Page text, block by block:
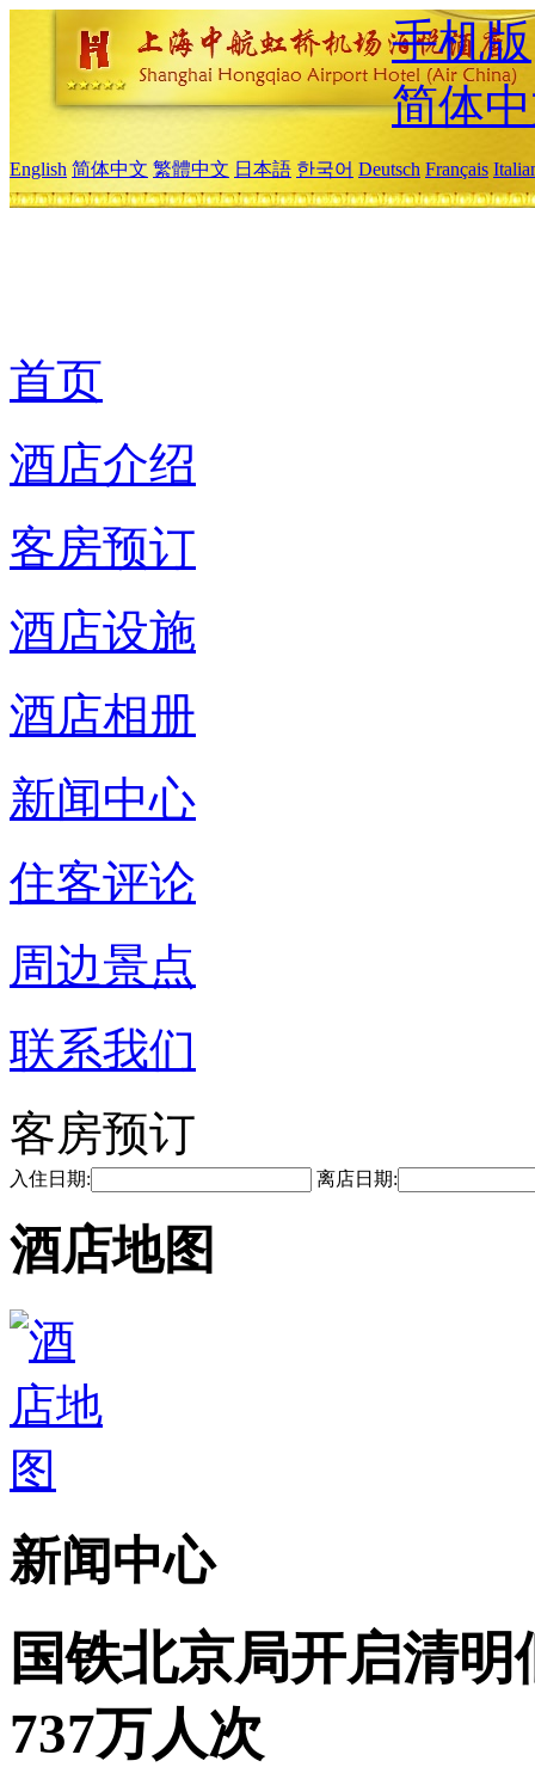
手机版
简体
English 简体中文 繁體中文 日本語 한국어 Deutsch Français
首页
酒店介绍
客房预订
酒店设施
酒店相册
新闻中心
住客评论
周边景点
联系我们
客房预订
入住日期: 离店日期:
酒店地图
新闻中心
国铁北京局开启清
737万人次